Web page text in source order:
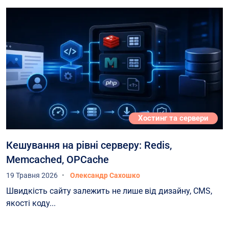
Європейському Союзі. Для цієї задачі ми
потребували компетентного партнера з
досвідом роботи як в Україні, так і в ЄС -і
таким Партнером для нас стала Компанія
HOSTPARK. Команди УНІВЕРСАЛ БАНКУ та
НOSTPARK ретельно розробили план
переміщення частини критичної ІТ-
інфраструктури Банку з України в ЄС,
визначились з місцем розміщення цього
обладнання в ЄС, вирішили всі супутні митні
та організаційні питання в Україні та в ЄС - і
реалізували цей план міграції, уникнувши
простоїв та зберігаючи повну керованість
процесом. Наразі наше обладнання
Хостинг та сервери
Кешування на рівні серверу: Redis,
Memcached, OPCache
19 Травня 2026 Олександр Сахошко
Швидкість сайту залежить не лише від дизайну, CMS,
якості коду...